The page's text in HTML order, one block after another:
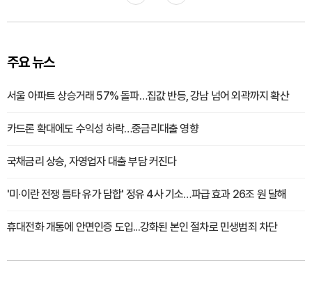
주요 뉴스
서울 아파트 상승거래 57% 돌파…집값 반등, 강남 넘어 외곽까지 확산
카드론 확대에도 수익성 하락…중금리대출 영향
국채금리 상승, 자영업자 대출 부담 커진다
'미·이란 전쟁 틈타 유가 담합' 정유 4사 기소…파급 효과 26조 원 달해
휴대전화 개통에 안면인증 도입...강화된 본인 절차로 민생범죄 차단